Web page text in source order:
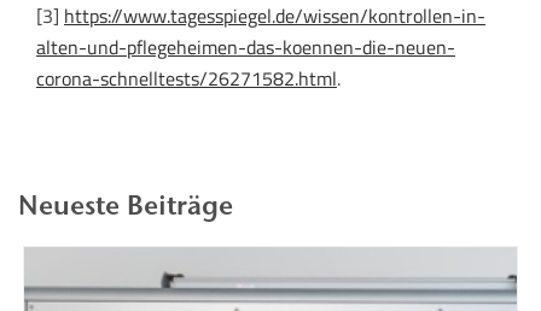
[3] https://www.tagesspiegel.de/wissen/kontrollen-in-
alten-und-pflegeheimen-das-koennen-die-neuen-
corona-schnelltests/26271582.html.
Neueste Beiträge